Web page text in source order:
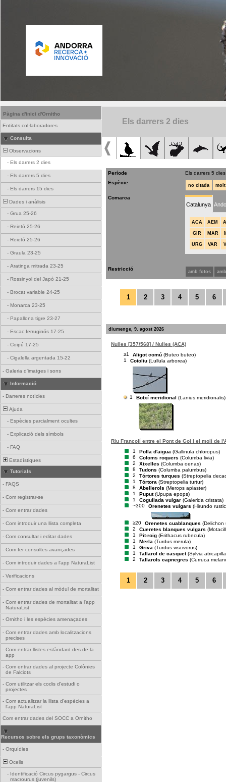
Pàgina d'inici d'Ornitho
Entitats col·laboradores
Consulta
Observacions
- Els darrers 2 dies
- Els darrers 5 dies
- Els darrers 15 dies
Dades i anàlisis
- Grua 25-26
- Reietó 25-26
- Reietó 25-26
- Graula 23-25
- Aratinga mitrada 23-25
- Rossinyol del Japó 21-25
- Brocat variable 24-25
- Monarca 23-25
- Papallona tigre 23-27
- Escac ferruginós 17-25
- Coipú 17-25
- Cigalella argentada 15-22
- Galeria d'imatges i sons
Informació
- Darreres notícies
Ajuda
- Espècies parcialment ocultes
- Explicació dels símbols
- FAQ
Estadístiques
Tutorials
- FAQS
- Com registrar-se
- Com entrar dades
- Com introduir una llista completa
- Com consultar i editar dades
- Com fer consultes avançades
- Com introduir dades a l'app NaturaList
- Verificacions
- Com entrar dades al mòdul de mortalitat
- Com entrar dades de mortalitat a l'app
NaturaList
- Ornitho i les espècies amenaçades
- Com entrar dades amb localitzacions
precises
- Com entrar llistes estàndard des de la
app
- Com entrar dades al projecte Colònies
de Falciots
- Com utilitzar els codis d'estudi o
projectes
- Com actualitzar la llista d'espècies a
l'app NaturaList
Com entrar dades del SOCC a Ornitho
Recursos sobre els grups taxonòmics
- Orquídies
Ocells
- Identificació Circus pygargus - Circus
macrourus (juvenils)
Els darrers 2 dies
Període
Els darrers 5 dies
Espècie
no citada
Comarca
Catalunya
ACA AEM
GIR MAR
URG VAR
Restricció amb fotos
1 2 3 4 5 6
diumenge, 9. agost 2026
Nulles [357/568] / Nulles (ACA)
≥1
Aligot comú (Buteo buteo)
1
Cotoliu (Lullula arborea)
1 Botxí meridional (Lanius meridionalis)
Riu Francolí entre el Pont de Goi i el molí de
1
Polla d'aigua (Gallinula chloropus)
6
Coloms roquers (Columba livia)
2
Xixelles (Columba oenas)
8
Tudons (Columba palumbus)
2
Tórtores turques (Streptopelia
1
Tórtora (Streptopelia turtur)
8
Abellerols (Merops apiaster)
1
Puput (Upupa epops)
1
Cogullada vulgar (Galerida cristata)
~300
Orenetes vulgars (Hirundo
≥20 Orenetes cuablanques (Delichon
2
Cueretes blanques vulgars
1
Pit-roig (Erithacus rubecula)
1
Merla (Turdus merula)
1
Griva (Turdus viscivorus)
1
Tallarol de casquet (Sylvia
2
Tallarols capnegres (Curruca
1 2 3 4 5 6